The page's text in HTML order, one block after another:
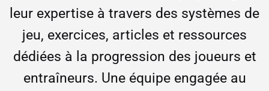
leur expertise à travers des systèmes de
jeu, exercices, articles et ressources
dédiées à la progression des joueurs et
entraîneurs. Une équipe engagée au